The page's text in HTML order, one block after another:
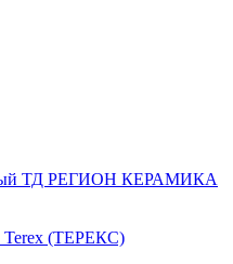
Terex (ТЕРЕКС)